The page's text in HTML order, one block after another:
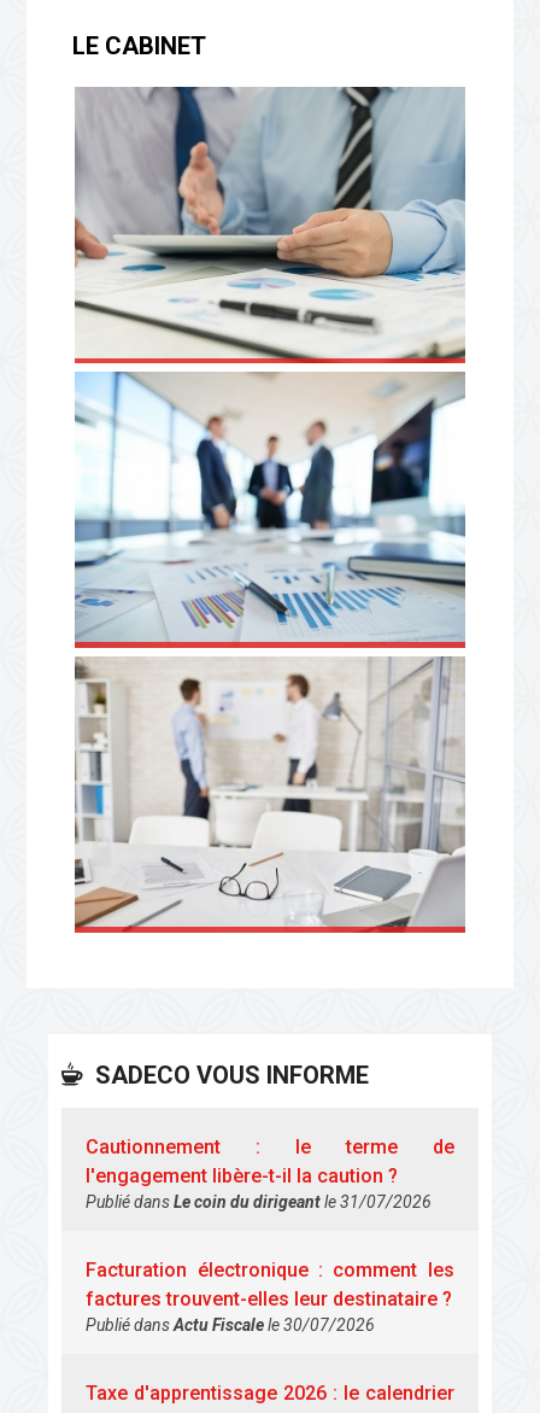
LE CABINET
AUDIT LÉGAL
LA PAIE
LOGICIEL DE PAIE EN LIGNE
SADECO VOUS INFORME
Cautionnement : le terme de
l'engagement libère-t-il la caution ?
Publié dansLe coin du dirigeantle 31/07/2026
Facturation électronique : comment les
factures trouvent-elles leur destinataire ?
Publié dansActu Fiscalele 30/07/2026
Taxe d'apprentissage 2026 : le calendrier